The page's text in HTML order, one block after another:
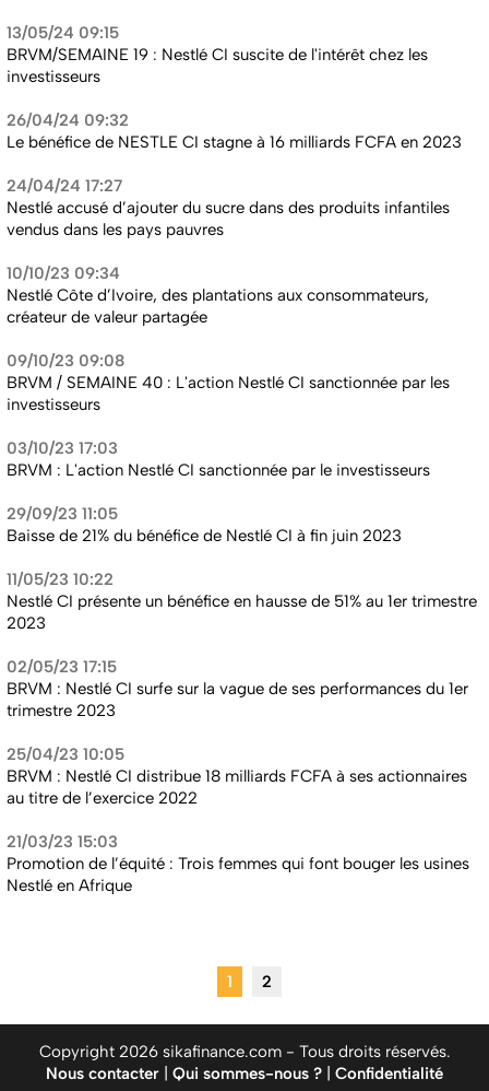
13/05/24 09:15
BRVM/SEMAINE 19 : Nestlé CI suscite de l'intérêt chez les
investisseurs
26/04/24 09:32
Le bénéfice de NESTLE CI stagne à 16 milliards FCFA en 2023
24/04/24 17:27
Nestlé accusé d’ajouter du sucre dans des produits infantiles
vendus dans les pays pauvres
10/10/23 09:34
Nestlé Côte d’Ivoire, des plantations aux consommateurs,
créateur de valeur partagée
09/10/23 09:08
BRVM / SEMAINE 40 : L'action Nestlé CI sanctionnée par les
investisseurs
03/10/23 17:03
BRVM : L'action Nestlé CI sanctionnée par le investisseurs
29/09/23 11:05
Baisse de 21% du bénéfice de Nestlé CI à fin juin 2023
11/05/23 10:22
Nestlé CI présente un bénéfice en hausse de 51% au 1er trimestre
2023
02/05/23 17:15
BRVM : Nestlé CI surfe sur la vague de ses performances du 1er
trimestre 2023
25/04/23 10:05
BRVM : Nestlé CI distribue 18 milliards FCFA à ses actionnaires
au titre de l’exercice 2022
21/03/23 15:03
Promotion de l’équité : Trois femmes qui font bouger les usines
Nestlé en Afrique
1 2
Copyright 2026 sikafinance.com - Tous droits réservés.
Nous contacter
Qui sommes-nous ? Confidentialité